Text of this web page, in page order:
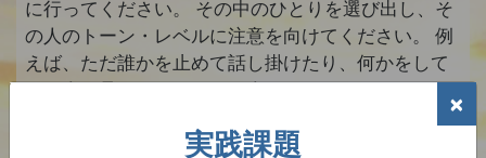
×
実践課題
に行ってください。 その中のひとりを選び出し、そ
の人のトーン・レベルに注意を向けてください。 例
えば、ただ誰かを止めて話し掛けたり、何かをして
いる人を見たりして、その人がどのトーン・レベル
その人がどのトーン・レベルにいると思うのか、そ